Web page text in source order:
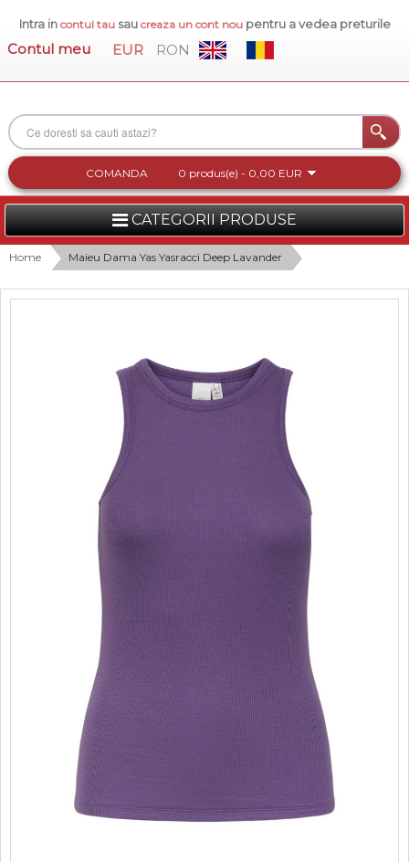
Intra in contul tausau creaza un cont nou pentru a vedea preturile
Contul meu EUR RON
COMANDA 0 produs(e) - 0,00 EUR
CATEGORII PRODUSE
FEMEI
BARBATI
ACCESORII DAMA
Home Maieu Dama Yas Yasracci Deep Lavander